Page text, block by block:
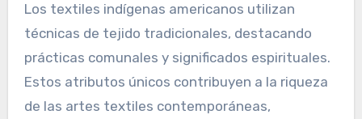
Los textiles indígenas americanos utilizan
técnicas de tejido tradicionales, destacando
prácticas comunales y significados espirituales.
Estos atributos únicos contribuyen a la riqueza
de las artes textiles contemporáneas,